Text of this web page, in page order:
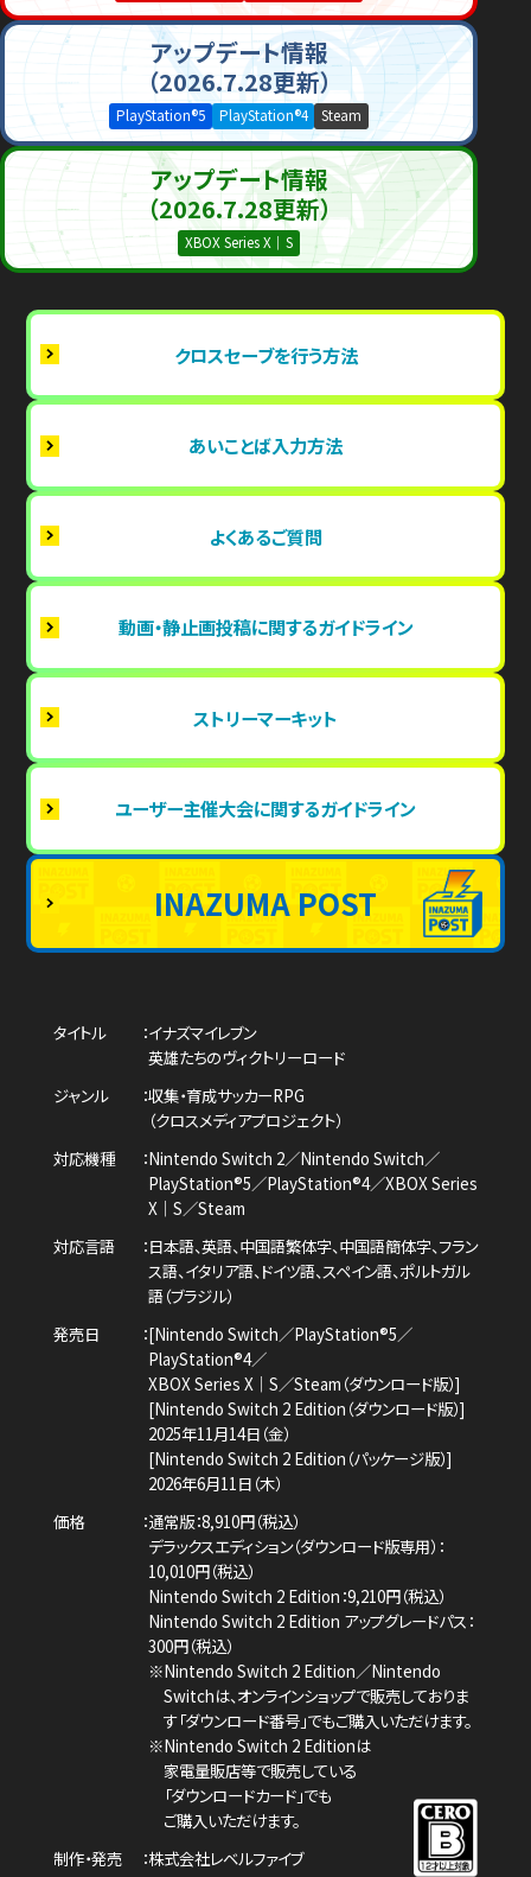
アップデート情報
（2026.7.28更新）
PlayStation®5 PlayStation®4 Steam
アップデート情報
（2026.7.28更新）
XBOX Series X｜S
クロスセーブを行う方法
あいことば入力方法
よくあるご質問
動画・静止画投稿に関するガイドライン
ストリーマーキット
ユーザー主催大会に関するガイドライン
INAZUMA POST
タイトル
イナズマイレブン
英雄たちのヴィクトリーロード
ジャンル
収集・育成サッカーRPG
（クロスメディアプロジェクト）
対応機種
Nintendo Switch 2／Nintendo Switch／
PlayStation®5／PlayStation®4／XBOX Series
X｜S／Steam
対応言語
日本語、英語、中国語繁体字、中国語簡体字、フラン
ス語、イタリア語、ドイツ語、スペイン語、ポルトガル
語（ブラジル）
発売日
[Nintendo Switch／PlayStation®5／
PlayStation®4／
XBOX Series X｜S／Steam（ダウンロード版）]
[Nintendo Switch 2 Edition（ダウンロード版）]
2025年11月14日（金）
[Nintendo Switch 2 Edition（パッケージ版）]
2026年6月11日（木）
価格
通常版：8,910円（税込）
デラックスエディション（ダウンロード版専用）：
10,010円（税込）
Nintendo Switch 2 Edition：9,210円（税込）
Nintendo Switch 2 Edition アップグレードパス：
300円（税込）
※Nintendo Switch 2 Edition／Nintendo
Switchは、オンラインショップで販売しておりま
す「ダウンロード番号」でもご購入いただけます。
※Nintendo Switch 2 Editionは
家電量販店等で販売している
「ダウンロードカード」でも
ご購入いただけます。
制作・発売
株式会社レベルファイブ